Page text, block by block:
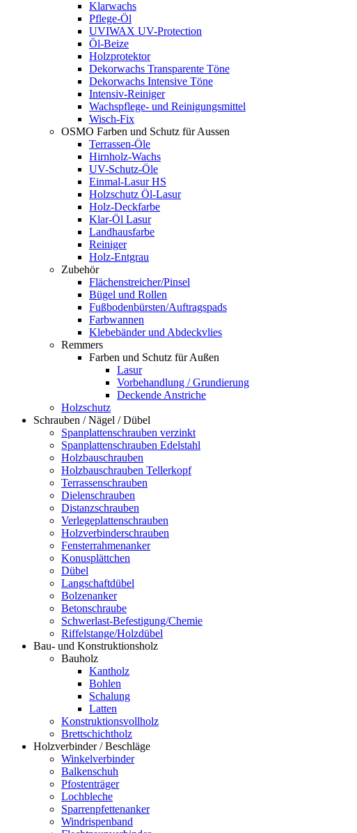
Klarwachs
Pflege-Öl
UVIWAX UV-Protection
Öl-Beize
Holzprotektor
Dekorwachs Transparente Töne
Dekorwachs Intensive Töne
Intensiv-Reiniger
Wachspflege- und Reinigungsmittel
Wisch-Fix
OSMO Farben und Schutz für Aussen
Terrassen-Öle
Hirnholz-Wachs
UV-Schutz-Öle
Einmal-Lasur HS
Holzschutz Öl-Lasur
Holz-Deckfarbe
Klar-Öl Lasur
Landhausfarbe
Reiniger
Holz-Entgrau
Zubehör
Flächenstreicher/Pinsel
Bügel und Rollen
Fußbodenbürsten/Auftragspads
Farbwannen
Klebebänder und Abdeckvlies
Remmers
Farben und Schutz für Außen
Lasur
Vorbehandlung / Grundierung
Deckende Anstriche
Holzschutz
Schrauben / Nägel / Dübel
Spanplattenschrauben verzinkt
Spanplattenschrauben Edelstahl
Holzbauschrauben
Holzbauschrauben Tellerkopf
Terrassenschrauben
Dielenschrauben
Distanzschrauben
Verlegeplattenschrauben
Holzverbinderschrauben
Fensterrahmenanker
Konusplättchen
Dübel
Langschaftdübel
Bolzenanker
Betonschraube
Schwerlast-Befestigung/Chemie
Riffelstange/Holzdübel
Bau- und Konstruktionsholz
Bauholz
Kantholz
Bohlen
Schalung
Latten
Konstruktionsvollholz
Brettschichtholz
Holzverbinder / Beschläge
Winkelverbinder
Balkenschuh
Pfostenträger
Lochbleche
Sparrenpfettenanker
Windrispenband